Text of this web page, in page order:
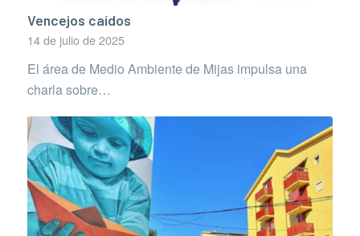
Vencejos caídos
14 de julio de 2025
El área de Medio Ambiente de Mijas impulsa una
charla sobre…